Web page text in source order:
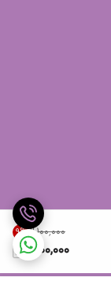
۲٬۱۰۰٬۰۰۰ 9%
1,900,000